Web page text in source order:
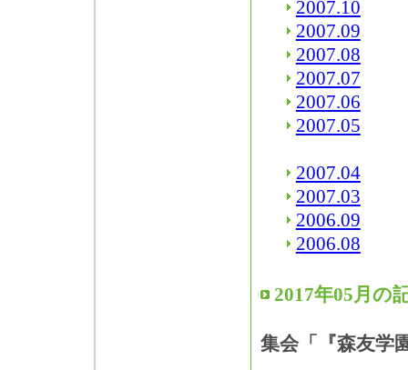
2007.10
2007.09
2007.08
2007.07
2007.06
2007.05
2007.04
2007.03
2006.09
2006.08
2017年05月の
集会「『森友学